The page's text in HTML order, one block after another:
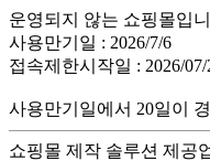
운영되지 않는 쇼핑몰입
사용만기일 : 2026/7/6
접속제한시작일 : 2026/07/
사용만기일에서 20일이
쇼핑몰 제작 솔루션 제공